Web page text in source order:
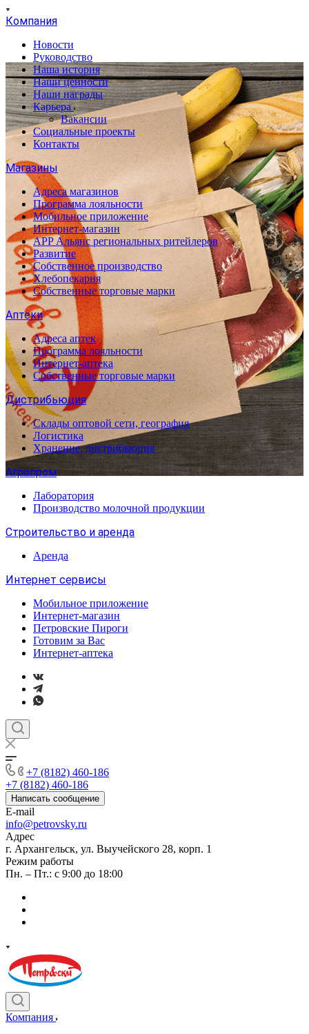
Компания
Новости
Руководство
Наша история
Наши ценности
Наши награды
Карьера
Вакансии
Социальные проекты
Контакты
Магазины
Адреса магазинов
Программа лояльности
Мобильное приложение
Интернет-магазин
APP Альянс региональных ритейлеров
Развитие
Собственное производство
Хлебопекарня
Собственные торговые марки
Аптеки
Адреса аптек
Программа лояльности
Интернет-аптека
Собственные торговые марки
Дистрибьюция
Склады оптовой сети, география
Логистика
Хранение, дистрибьюция
Агропром
Лаборатория
Производство молочной продукции
Строительство и аренда
Аренда
Интернет сервисы
Мобильное приложение
Интернет-магазин
Петровские Пироги
Готовим за Вас
Интернет-аптека
+7 (8182) 460-186
+7 (8182) 460-186
Написать сообщение
E-mail
info@petrovsky.ru
Адрес
г. Архангельск, ул. Выучейского 28, корп. 1
Режим работы
Пн. – Пт.: с 9:00 до 18:00
Компания